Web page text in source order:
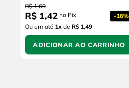
R$ 1,69
R$ 1,42 no Pix -16%
Ou em até 1x de R$ 1,49
ADICIONAR AO CARRINHO